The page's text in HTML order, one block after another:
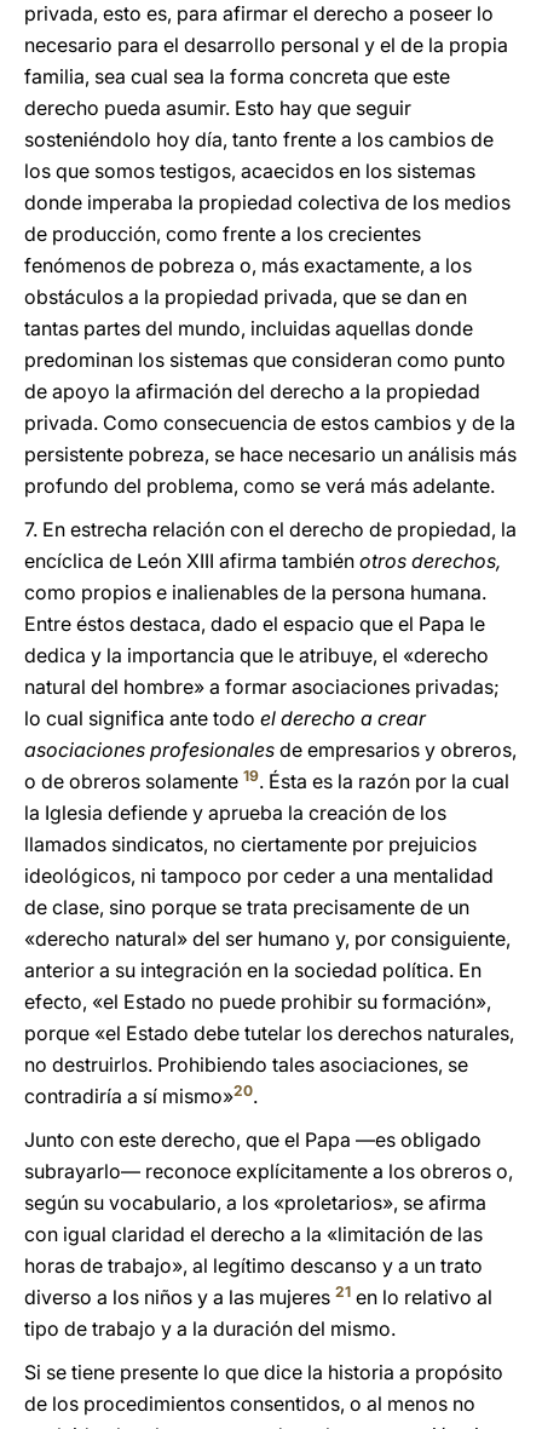
privada, esto es, para afirmar el derecho a poseer lo
necesario para el desarrollo personal y el de la propia
familia, sea cual sea la forma concreta que este
derecho pueda asumir. Esto hay que seguir
sosteniéndolo hoy día, tanto frente a los cambios de
los que somos testigos, acaecidos en los sistemas
donde imperaba la propiedad colectiva de los medios
de producción, como frente a los crecientes
fenómenos de pobreza o, más exactamente, a los
obstáculos a la propiedad privada, que se dan en
tantas partes del mundo, incluidas aquellas donde
predominan los sistemas que consideran como punto
de apoyo la afirmación del derecho a la propiedad
privada. Como consecuencia de estos cambios y de la
persistente pobreza, se hace necesario un análisis más
profundo del problema, como se verá más adelante.
7. En estrecha relación con el derecho de propiedad, la
encíclica de León XIII afirma también otros derechos,
como propios e inalienables de la persona humana.
Entre éstos destaca, dado el espacio que el Papa le
dedica y la importancia que le atribuye, el «derecho
natural del hombre» a formar asociaciones privadas;
lo cual significa ante todo el derecho a crear
asociaciones profesionales de empresarios y obreros,
o de obreros solamente 19. Ésta es la razón por la cual
la Iglesia defiende y aprueba la creación de los
llamados sindicatos, no ciertamente por prejuicios
ideológicos, ni tampoco por ceder a una mentalidad
de clase, sino porque se trata precisamente de un
«derecho natural» del ser humano y, por consiguiente,
anterior a su integración en la sociedad política. En
efecto, «el Estado no puede prohibir su formación»,
porque «el Estado debe tutelar los derechos naturales,
no destruirlos. Prohibiendo tales asociaciones, se
contradiría a sí mismo»20.
Junto con este derecho, que el Papa —es obligado
subrayarlo— reconoce explícitamente a los obreros o,
según su vocabulario, a los «proletarios», se afirma
con igual claridad el derecho a la «limitación de las
horas de trabajo», al legítimo descanso y a un trato
diverso a los niños y a las mujeres 21 en lo relativo al
tipo de trabajo y a la duración del mismo.
Si se tiene presente lo que dice la historia a propósito
de los procedimientos consentidos, o al menos no